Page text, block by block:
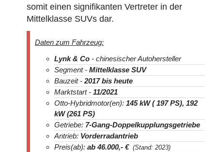
somit einen signifikanten Vertreter in der
Mittelklasse SUVs dar.
Daten zum Fahrzeug:
Lynk & Co - chinesischer Autohersteller
Segment - Mittelklasse SUV
Bauzeit - 2017bis heute
Marktstart - 11/2021
Otto-Hybridmotor(en): 145 kW ( 197 PS), 192
kW (261 PS)
Getriebe: 7-Gang-Doppelkupplungsgetriebe
Antrieb: Vorderradantrieb
Preis(ab): ab 46.000,- € (Stand: 2023)